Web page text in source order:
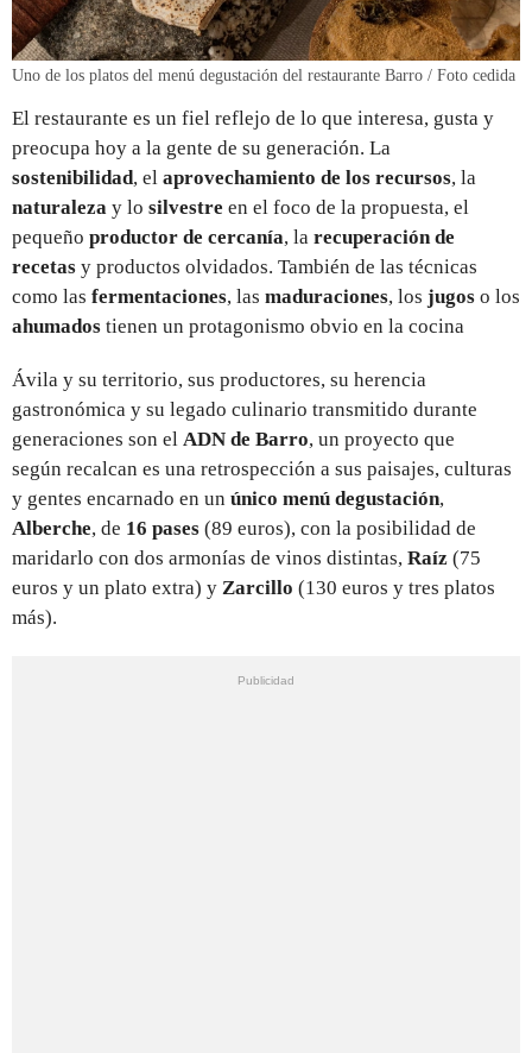
Uno de los platos del menú degustación del restaurante Barro / Foto cedida
El restaurante es un fiel reflejo de lo que interesa, gusta y
preocupa hoy a la gente de su generación. La
sostenibilidad, el aprovechamiento de los recursos, la
naturaleza y lo silvestre en el foco de la propuesta, el
pequeño productor de cercanía, la recuperación de
recetas y productos olvidados. También de las técnicas
como las fermentaciones, las maduraciones, los jugos o los
ahumados tienen un protagonismo obvio en la cocina
Ávila y su territorio, sus productores, su herencia
gastronómica y su legado culinario transmitido durante
generaciones son el ADN de Barro, un proyecto que
según recalcan es una retrospección a sus paisajes, culturas
y gentes encarnado en un único menú degustación,
Alberche, de 16 pases (89 euros), con la posibilidad de
maridarlo con dos armonías de vinos distintas, Raíz (75
euros y un plato extra) y Zarcillo (130 euros y tres platos
más).